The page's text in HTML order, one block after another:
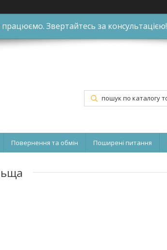
Звертайтесь за консультацією!
Повернення та обмін Поширені питання